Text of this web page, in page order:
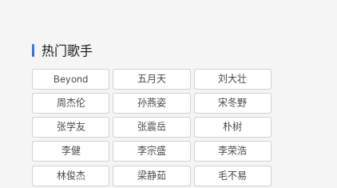
热门歌手
Beyond 五月天 刘大壮
周杰伦 孙燕姿 宋冬野
张学友 张震岳 朴树
李健 李宗盛 李荣浩
林俊杰 梁静茹 毛不易